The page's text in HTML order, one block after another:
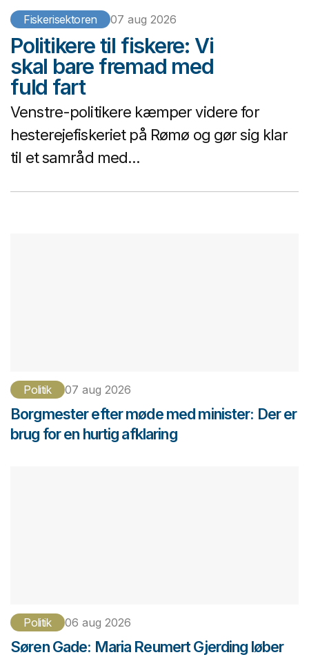
Fiskerisektoren 07 aug 2026
Politikere til fiskere: Vi
skal bare fremad med
fuld fart
Venstre-politikere kæmper videre for
hesterejefiskeriet på Rømø og gør sig klar
til et samråd med...
Politik 07 aug 2026
Borgmester efter møde med minister: Der er
brug for en hurtig afklaring
Politik 06 aug 2026
Søren Gade: Maria Reumert Gjerding løber